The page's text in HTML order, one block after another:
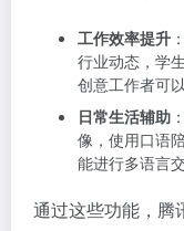
工作效率提升
行业动态，学
创意工作者可
日常生活辅助
像，使用口语
能进行多语言交
通过这些功能，腾